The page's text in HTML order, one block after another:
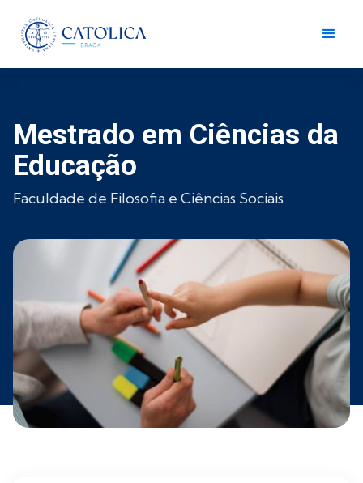
Mestrado em Ciências da
Educação
Faculdade de Filosofia e Ciências Sociais